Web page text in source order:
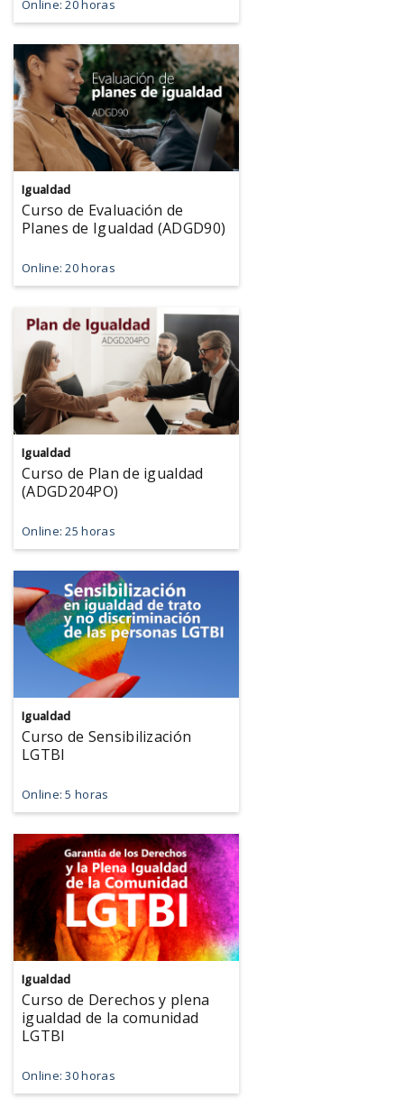
Online: 20 horas
Igualdad
Curso de Evaluación de
Planes de Igualdad (ADGD90)
Online: 20 horas
Igualdad
Curso de Plan de igualdad
(ADGD204PO)
Online: 25 horas
Igualdad
Curso de Sensibilización
LGTBI
Online: 5 horas
Igualdad
Curso de Derechos y plena
igualdad de la comunidad
LGTBI
Online: 30 horas